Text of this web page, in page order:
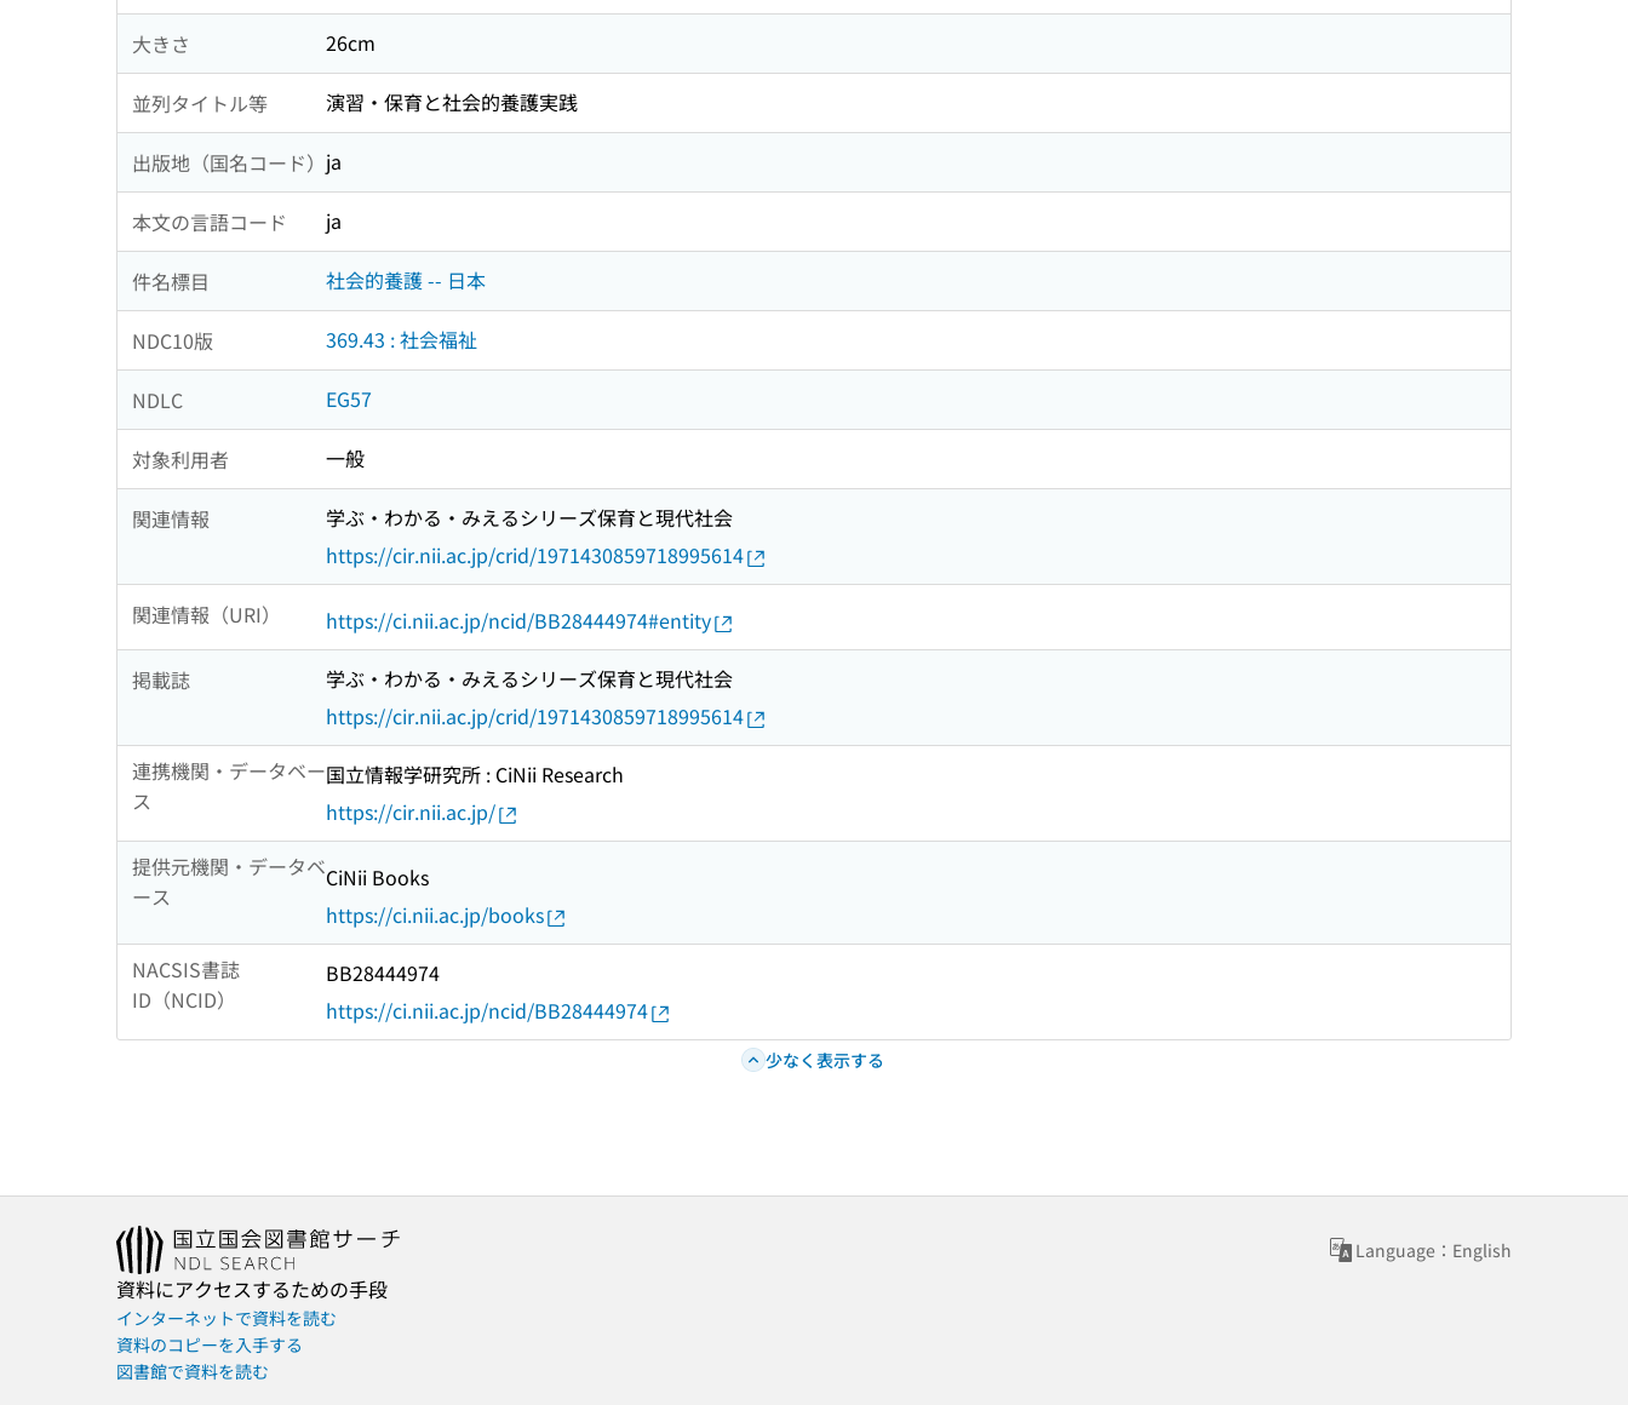
大きさ 26cm
並列タイトル等 演習・保育と社会的養護実践
出版地（国名コード） ja
本文の言語コード ja
件名標目 社会的養護 -- 日本
NDC10版 369.43 : 社会福祉
NDLC EG57
対象利用者 一般
関連情報
学ぶ・わかる・みえるシリーズ保育と現代社会
https://cir.nii.ac.jp/crid/1971430859718995614
関連情報（URI） https://ci.nii.ac.jp/ncid/BB28444974#entity
掲載誌
学ぶ・わかる・みえるシリーズ保育と現代社会
https://cir.nii.ac.jp/crid/1971430859718995614
連携機関・データベー
ス
国立情報学研究所 : CiNii Research
https://cir.nii.ac.jp/
提供元機関・データベ
ース
CiNii Books
https://ci.nii.ac.jp/books
NACSIS書誌
ID（NCID）
BB28444974
https://ci.nii.ac.jp/ncid/BB28444974
少なく表示する
Language：English
資料にアクセスするための手段
インターネットで資料を読む
資料のコピーを入手する
図書館で資料を読む